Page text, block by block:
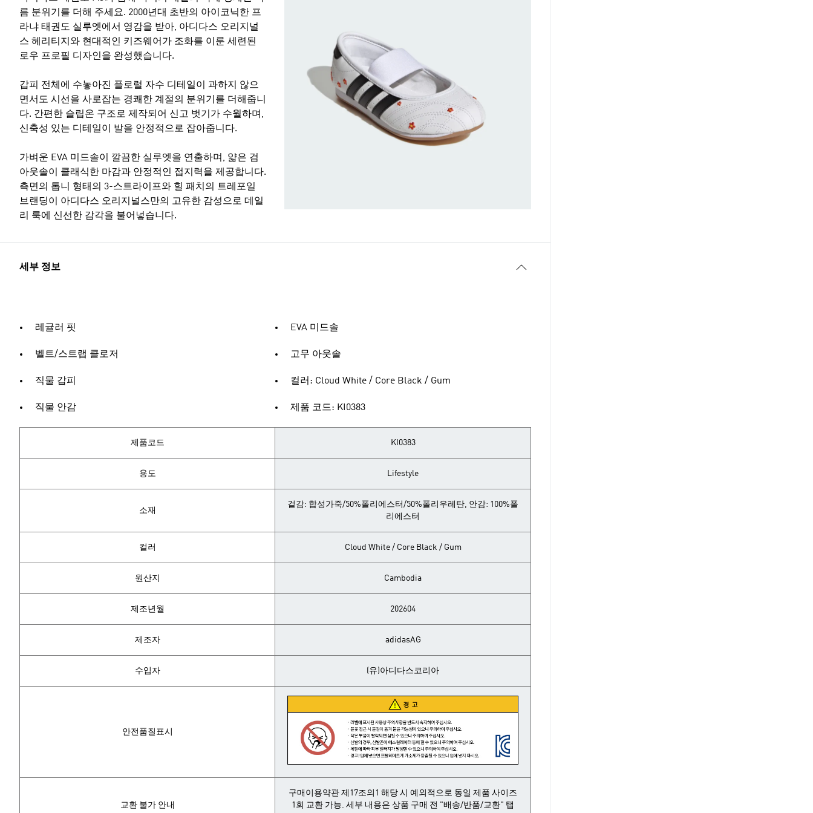
름 분위기를 더해 주세요. 2000년대 초반의 아이코닉한 프
라냐 태권도 실루엣에서 영감을 받아, 아디다스 오리지널
스 헤리티지와 현대적인 키즈웨어가 조화를 이룬 세련된
로우 프로필 디자인을 완성했습니다.
갑피 전체에 수놓아진 플로럴 자수 디테일이 과하지 않으
면서도 시선을 사로잡는 경쾌한 계절의 분위기를 더해줍니
다. 간편한 슬립온 구조로 제작되어 신고 벗기가 수월하며,
신축성 있는 디테일이 발을 안정적으로 잡아줍니다.
가벼운 EVA 미드솔이 깔끔한 실루엣을 연출하며, 얇은 검
아웃솔이 클래식한 마감과 안정적인 접지력을 제공합니다.
측면의 톱니 형태의 3-스트라이프와 힐 패치의 트레포일
브랜딩이 아디다스 오리지널스만의 고유한 감성으로 데일
리 룩에 신선한 감각을 불어넣습니다.
세부 정보
레귤러 핏
벨트/스트랩 클로저
직물 갑피
직물 안감
EVA 미드솔
고무 아웃솔
컬러: Cloud White / Core Black / Gum
제품 코드: KI0383
제품코드 KI0383
용도 Lifestyle
소재
겉감: 합성가죽/50%폴리에스터/50%폴리우레탄, 안감: 100%폴
리에스터
컬러 Cloud White / Core Black / Gum
원산지 Cambodia
제조년월 202604
제조자 adidasAG
수입자 (유)아디다스코리아
안전품질표시
교환 불가 안내
구매이용약관 제17조의1 해당 시 예외적으로 동일 제품 사이즈
1회 교환 가능. 세부 내용은 상품 구매 전 "배송/반품/교환" 탭